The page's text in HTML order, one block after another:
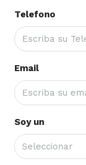
Telefono
Email
Soy un
Seleccionar